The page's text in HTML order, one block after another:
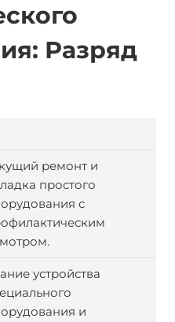
Разряд
ремонт и
простого
с
устройства
и